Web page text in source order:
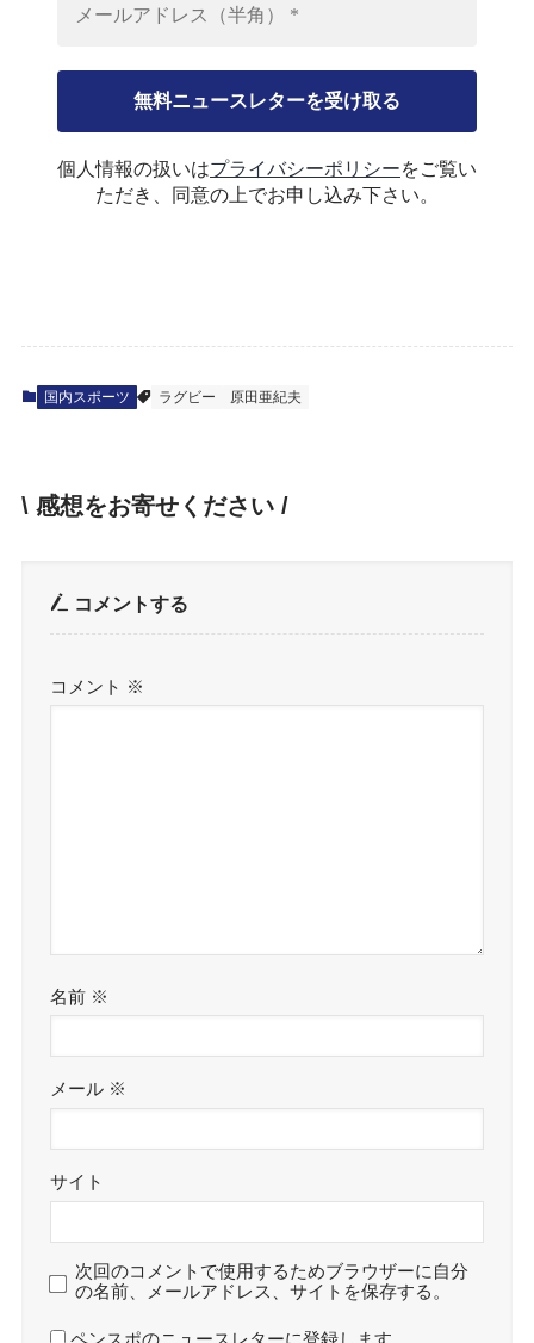
個人情報の扱いはプライバシーポリシーをご覧い
ただき、同意の上でお申し込み下さい。
国内スポーツ ラグビー 原田亜紀夫
\ 感想をお寄せください /
コメントする
コメント ※
名前 ※
メール ※
サイト
次回のコメントで使用するためブラウザーに自分
の名前、メールアドレス、サイトを保存する。
ペンスポのニュースレターに登録します